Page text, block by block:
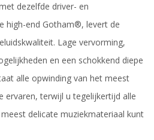
dezelfde driver- en
high-end Gotham®, levert de
Lage vervorming,
en een schokkend diepe
alle opwinding van het meest
ervaren, terwijl u tegelijkertijd alle
delicate muziekmateriaal kunt